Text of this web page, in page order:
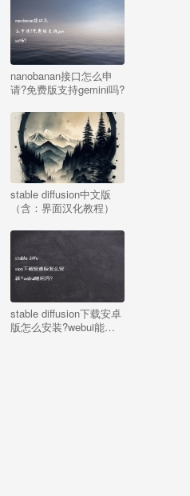
nanobanan接口怎么申
请?免费版支持gemini吗?
stable diffusion中文版
（含：界面汉化教程）
stable diffusion下载安卓
版怎么安装?webui能用